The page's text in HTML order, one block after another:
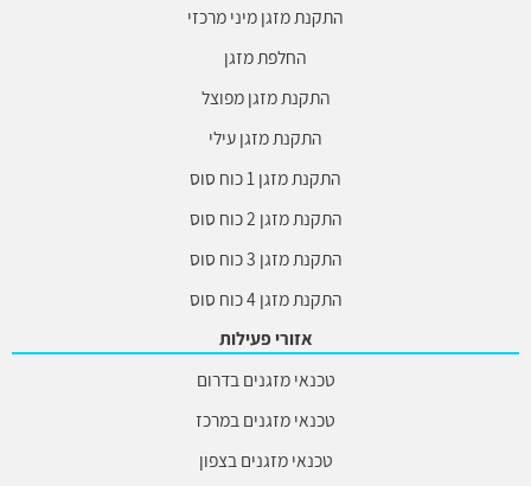
התקנת מזגן מיני מרכזי
החלפת מזגן
התקנת מזגן מפוצל
התקנת מזגן עילי
התקנת מזגן 1 כוח סוס
התקנת מזגן 2 כוח סוס
התקנת מזגן 3 כוח סוס
התקנת מזגן 4 כוח סוס
אזורי פעילות
טכנאי מזגנים בדרום
טכנאי מזגנים במרכז
טכנאי מזגנים בצפון